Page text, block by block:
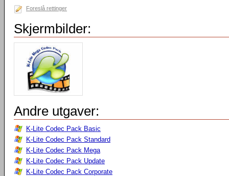
Foreslå rettinger
Skjermbilder:
Andre utgaver:
K-Lite Codec Pack Basic
K-Lite Codec Pack Standard
K-Lite Codec Pack Mega
K-Lite Codec Pack Update
K-Lite Codec Pack Corporate